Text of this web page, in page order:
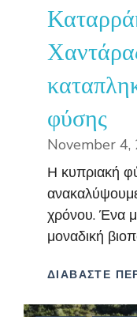
φύσης
November 4,
Η κυπριακή
χρόνου. Ένα
μοναδική
ΔΙΑΒΑΣΤΕ